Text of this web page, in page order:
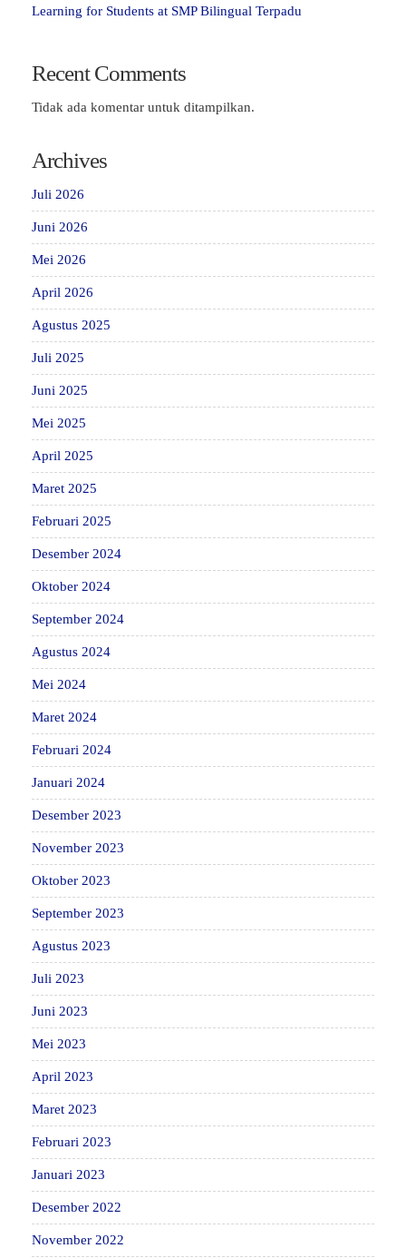
Learning for Students at SMP Bilingual Terpadu
Recent Comments
Tidak ada komentar untuk ditampilkan.
Archives
Juli 2026
Juni 2026
Mei 2026
April 2026
Agustus 2025
Juli 2025
Juni 2025
Mei 2025
April 2025
Maret 2025
Februari 2025
Desember 2024
Oktober 2024
September 2024
Agustus 2024
Mei 2024
Maret 2024
Februari 2024
Januari 2024
Desember 2023
November 2023
Oktober 2023
September 2023
Agustus 2023
Juli 2023
Juni 2023
Mei 2023
April 2023
Maret 2023
Februari 2023
Januari 2023
Desember 2022
November 2022